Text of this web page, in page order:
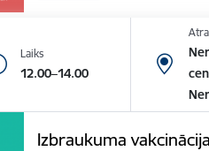
Laiks
12.00–14.00
Izbraukuma